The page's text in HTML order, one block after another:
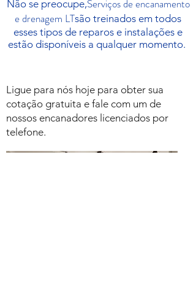
Não se preocupe,Serviços de encanamento
e drenagem LTsão treinados em todos
esses tipos de reparos e instalações e
estão disponíveis a qualquer momento.
Ligue para nós hoje para obter sua
cotação gratuita e fale com um de
nossos encanadores licenciados por
telefone.